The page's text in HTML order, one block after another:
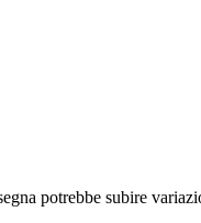
potrebbe subire